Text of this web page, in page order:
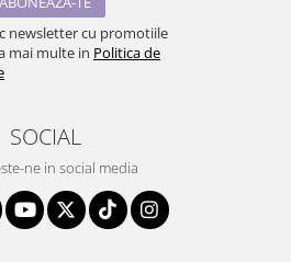
newsletter cu promotiile
mai multe in Politica de
SOCIAL
ne in social media